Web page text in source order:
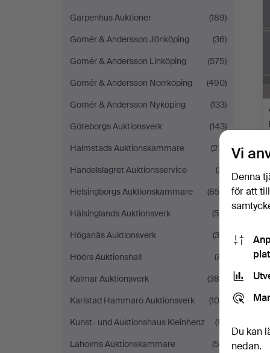
Garpenhus Auktioner
(189)
Gomér & Andersson Jönköping
(36)
Gomér & Andersson Linköping
(575)
Gomér & Andersson Norrköping
(490)
Gomér & Andersson Nyköping
(133)
Göteborgs Auktionsverk
(143)
Halmstads Auktionskammare
(217)
Handelslagret Auktionsservice
(71)
Helsingborgs Auktionskammare
(853)
Hälsinglands Auktionsverk
(54)
Höganäs Auktionsverk
(34)
Höörs Auktionshall
(77)
Kalmar Auktionsverk
(385)
Karlstad Hammarö Auktionsverk
(104)
Kunst- und Auktionshaus Kleinhenz
(12)
Laholms Auktionskammare
(50)
Vi
Denna
för att
Du kan
nedan.